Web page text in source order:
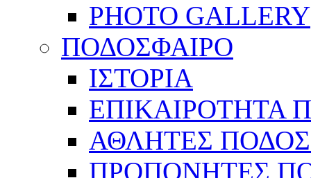
PHOTO GALLERY
ΠΟΔΟΣΦΑΙΡΟ
ΙΣΤΟΡΙΑ
ΕΠΙΚΑΙΡΟΤΗΤΑ
ΑΘΛΗΤΕΣ
ΠΡΟΠΟΝΗΤΕΣ